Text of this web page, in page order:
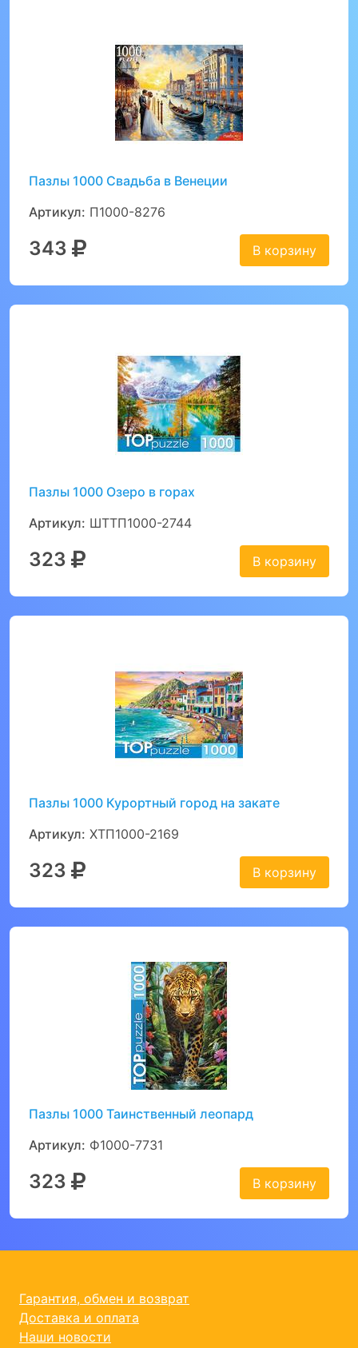
Пазлы 1000 Свадьба в Венеции
Артикул: П1000-8276
343 В корзину
Пазлы 1000 Озеро в горах
Артикул: ШТТП1000-2744
323 В корзину
Пазлы 1000 Курортный город на закате
Артикул: ХТП1000-2169
323 В корзину
Пазлы 1000 Таинственный леопард
Артикул: Ф1000-7731
323 В корзину
Гарантия, обмен и возврат
Доставка и оплата
Наши новости